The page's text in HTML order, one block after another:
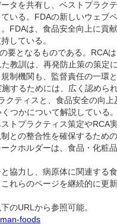
タを共有し、ベストプラク
いる。FDAの新しいウェブ
FDAは、食品安全向上に貢
している。
要となるものである。RCA
教訓は、再発防止策の策定
制機関も、監督責任の一環
するためには、広く認めら
クティスと、食品安全の向
つかについて解説している。
トプラクティス策定やRCA
との整合性を確保するため
クホルダーは、食品・化粧
協力し、病原体に関連する
れらのページを継続的に更
のURLから参照可能。
foods